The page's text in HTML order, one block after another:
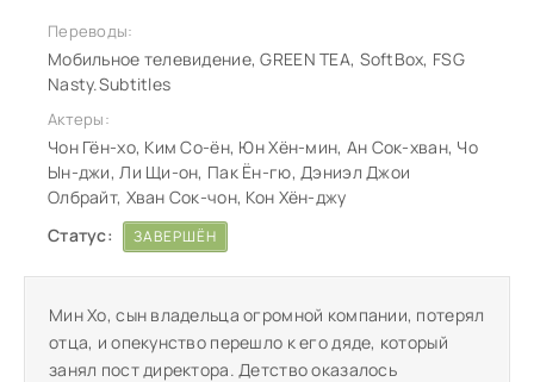
Переводы:
Мобильное телевидение, GREEN TEA, SoftBox, FSG
Nasty.Subtitles
Актеры:
Чон Гён-хо, Ким Со-ён, Юн Хён-мин, Ан Сок-хван, Чо
Ын-джи, Ли Щи-он, Пак Ён-гю, Дэниэл Джои
Олбрайт, Хван Сок-чон, Кон Хён-джу
Статус:
ЗАВЕРШЁН
Мин Хо, сын владельца огромной компании, потерял
отца, и опекунство перешло к его дяде, который
занял пост директора. Детство оказалось